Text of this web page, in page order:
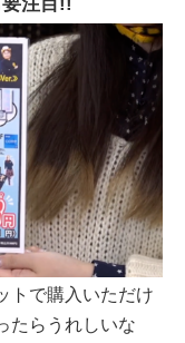
トで購入いただけ
たらうれしいな